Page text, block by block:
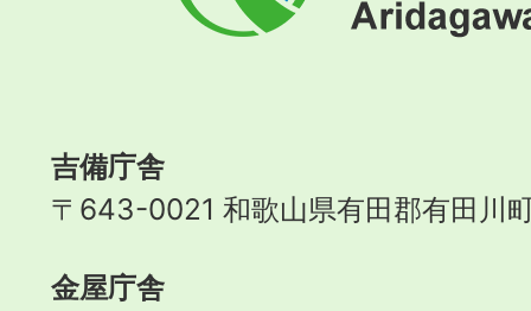
町
吉備庁舎
〒643-0021 和歌山県有田郡有田川
金屋庁舎